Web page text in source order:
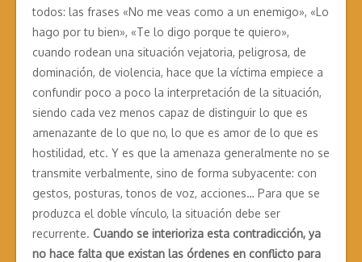
todos: las frases «No me veas como a un enemigo», «Lo
hago por tu bien», «Te lo digo porque te quiero»,
cuando rodean una situación vejatoria, peligrosa, de
dominación, de violencia, hace que la víctima empiece a
confundir poco a poco la interpretación de la situación,
siendo cada vez menos capaz de distinguir lo que es
amenazante de lo que no, lo que es amor de lo que es
hostilidad, etc. Y es que la amenaza generalmente no se
transmite verbalmente, sino de forma subyacente: con
gestos, posturas, tonos de voz, acciones… Para que se
produzca el doble vínculo, la situación debe ser
recurrente. Cuando se interioriza esta contradicción, ya
no hace falta que existan las órdenes en conflicto para